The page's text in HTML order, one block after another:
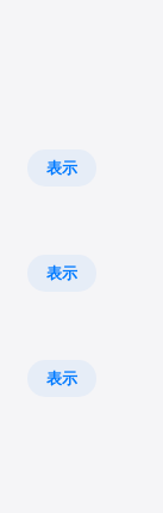
表示
表示
表示